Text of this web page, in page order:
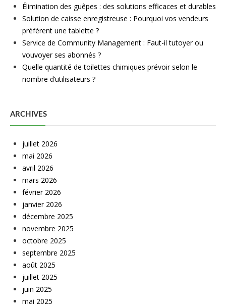
Élimination des guêpes : des solutions efficaces et durables
Solution de caisse enregistreuse : Pourquoi vos vendeurs
préfèrent une tablette ?
Service de Community Management : Faut-il tutoyer ou
vouvoyer ses abonnés ?
Quelle quantité de toilettes chimiques prévoir selon le
nombre d’utilisateurs ?
ARCHIVES
juillet 2026
mai 2026
avril 2026
mars 2026
février 2026
janvier 2026
décembre 2025
novembre 2025
octobre 2025
septembre 2025
août 2025
juillet 2025
juin 2025
mai 2025